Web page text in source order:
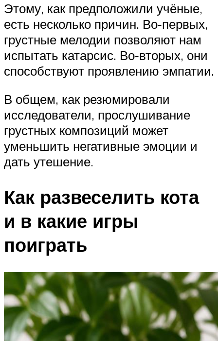
Этому, как предположили учёные,
есть несколько причин. Во‑первых,
грустные мелодии позволяют нам
испытать катарсис. Во‑вторых, они
способствуют проявлению эмпатии.
В общем, как резюмировали
исследователи, прослушивание
грустных композиций может
уменьшить негативные эмоции и
дать утешение.
Как развеселить кота
и в какие игры
поиграть